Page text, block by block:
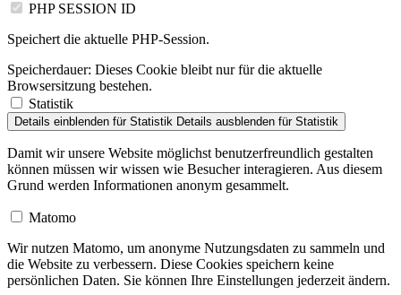
PHP SESSION ID
Speichert die aktuelle PHP-Session.
Speicherdauer: Dieses Cookie bleibt nur für die aktuelle
Browsersitzung bestehen.
Statistik
Details einblenden für Statistik Details ausblenden für Statistik
Damit wir unsere Website möglichst benutzerfreundlich gestalten
können müssen wir wissen wie Besucher interagieren. Aus diesem
Grund werden Informationen anonym gesammelt.
Matomo
Wir nutzen Matomo, um anonyme Nutzungsdaten zu sammeln und
die Website zu verbessern. Diese Cookies speichern keine
persönlichen Daten. Sie können Ihre Einstellungen jederzeit ändern.